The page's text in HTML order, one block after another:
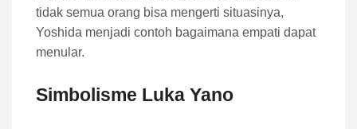
tidak semua orang bisa mengerti situasinya,
Yoshida menjadi contoh bagaimana empati dapat
menular.
Simbolisme Luka Yano